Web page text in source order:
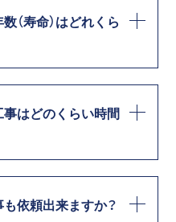
（寿命）はどれくら
はどのくらい時間
依頼出来ますか？